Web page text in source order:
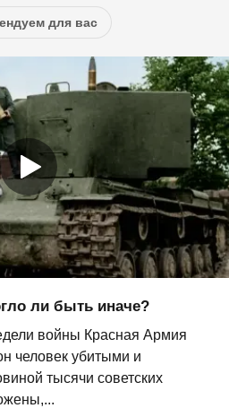
для вас
ли быть иначе?
войны Красная Армия
человек убитыми и
тысячи советских